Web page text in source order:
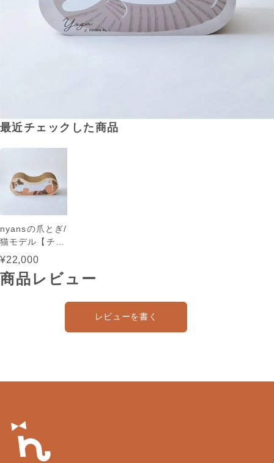
最近チェックした商品
nyansの爪とぎ/
猫モデル【チェ
ルシー】
¥22,000
商品レビュー
レビューを書く